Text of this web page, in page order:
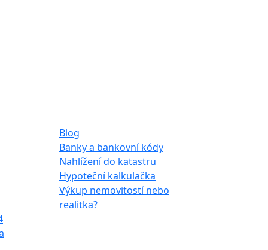
Blog
Banky a bankovní kódy
Nahlížení do katastru
Hypoteční kalkulačka
Výkup nemovitostí nebo
realitka?